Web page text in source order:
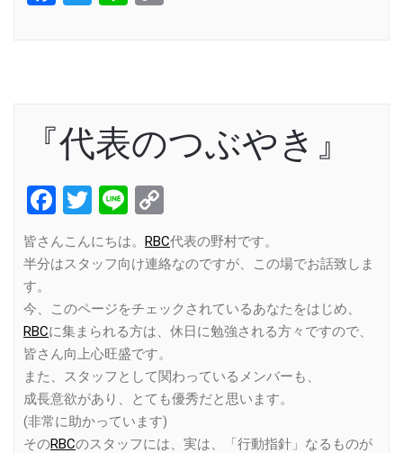
『代表のつぶやき』
Facebook
Twitter
Line
Link
皆さんこんにちは。 RBC代表の野村です。
半分はスタッフ向け連絡なのですが、この場でお話致しま
す。
今、このページをチェックされているあなたをはじめ、
RBCに集まられる方は、休日に勉強される方々ですので、
皆さん向上心旺盛です。
また、スタッフとして関わっているメンバーも、
成長意欲があり、とても優秀だと思います。
(非常に助かっています)
そのRBCのスタッフには、実は、「行動指針」なるものが